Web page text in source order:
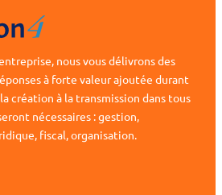
nous vous délivrons des
à forte valeur ajoutée durant
création à la transmission dans tous
nécessaires : gestion,
fiscal, organisation.